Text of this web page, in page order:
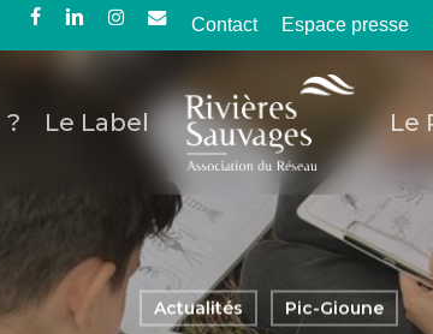
facebook
linkedininstagram
emailContact Espace presse
Le Label Le
Actualités Pic-Gioune